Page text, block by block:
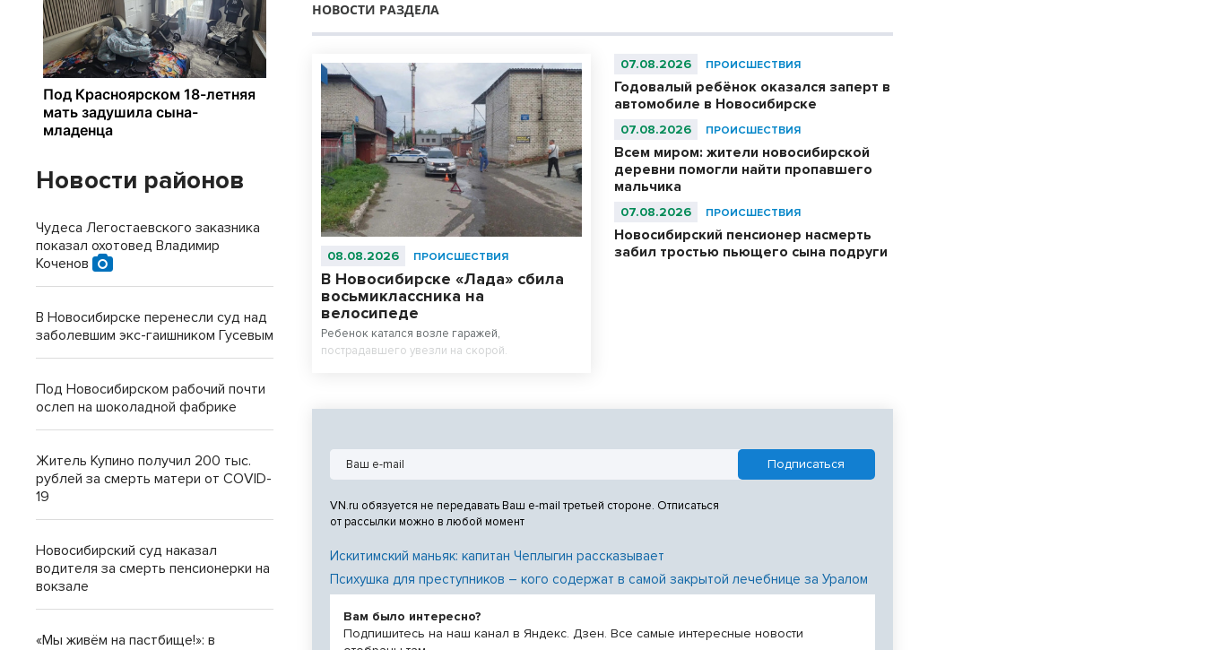
НОВОСТИ РАЗДЕЛА
08.08.2026 ПРОИСШЕСТВИЯ
В Новосибирске «Лада» сбила
восьмиклассника на
велосипеде
Ребенок катался возле гаражей,
пострадавшего увезли на скорой.
07.08.2026 ПРОИСШЕСТВИЯ
Годовалый ребёнок оказался заперт в
автомобиле в Новосибирске
07.08.2026 ПРОИСШЕСТВИЯ
Всем миром: жители новосибирской
деревни помогли найти пропавшего
мальчика
07.08.2026 ПРОИСШЕСТВИЯ
Новосибирский пенсионер насмерть
забил тростью пьющего сына подруги
VN.ru обязуется не передавать Ваш e-mail третьей стороне. Отписаться
от рассылки можно в любой момент
Искитимский маньяк: капитан Чеплыгин рассказывает
Психушка для преступников – кого содержат в самой закрытой лечебнице за Уралом
Вам было интересно?
Подпишитесь на наш канал в Яндекс. Дзен. Все самые интересные новости
Новости районов
Чудеса Легостаевского заказника
показал охотовед Владимир
Коченов
В Новосибирске перенесли суд над
заболевшим экс-гаишником Гусевым
Под Новосибирском рабочий почти
ослеп на шоколадной фабрике
Житель Купино получил 200 тыс.
рублей за смерть матери от COVID-
19
Новосибирский суд наказал
водителя за смерть пенсионерки на
вокзале
«Мы живём на пастбище!»: в